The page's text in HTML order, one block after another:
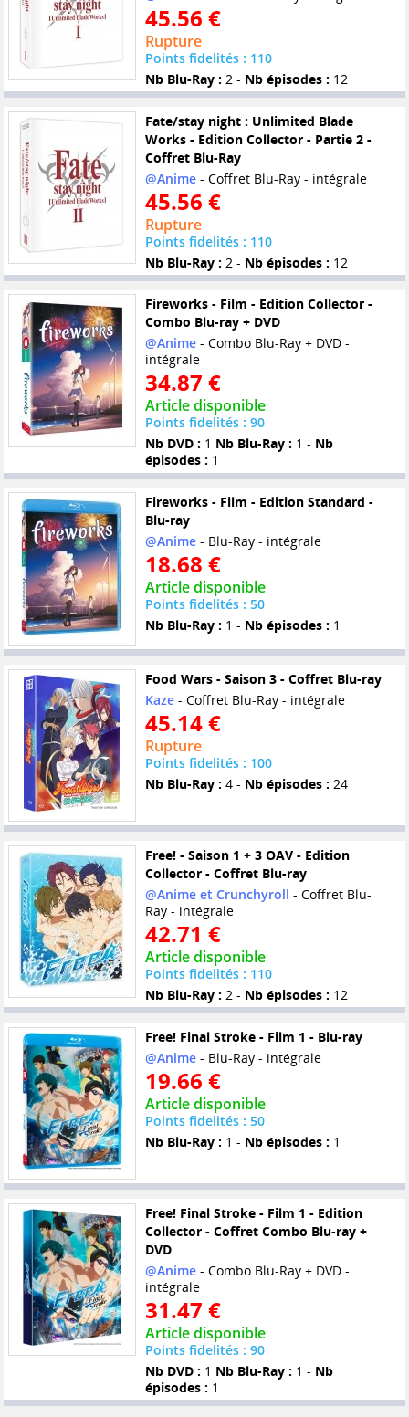
45.56 €
Rupture
Points fidelités : 110
Nb Blu-Ray : 2 - Nb épisodes : 12
Fate/stay night : Unlimited Blade
Works - Edition Collector - Partie 2 -
Coffret Blu-Ray
@Anime- Coffret Blu-Ray - intégrale
45.56 €
Rupture
Points fidelités : 110
Nb Blu-Ray : 2 - Nb épisodes : 12
Fireworks - Film - Edition Collector -
Combo Blu-ray + DVD
@Anime- Combo Blu-Ray + DVD -
intégrale
34.87 €
Article disponible
Points fidelités : 90
Nb DVD : 1 Nb Blu-Ray : 1 - Nb
épisodes : 1
Fireworks - Film - Edition Standard -
Blu-ray
@Anime- Blu-Ray - intégrale
18.68 €
Article disponible
Points fidelités : 50
Nb Blu-Ray : 1 - Nb épisodes : 1
Food Wars - Saison 3 - Coffret Blu-ray
Kaze- Coffret Blu-Ray - intégrale
45.14 €
Rupture
Points fidelités : 100
Nb Blu-Ray : 4 - Nb épisodes : 24
Free! - Saison 1 + 3 OAV - Edition
Collector - Coffret Blu-ray
@Anime et Crunchyroll - Coffret Blu-
Ray - intégrale
42.71 €
Article disponible
Points fidelités : 110
Nb Blu-Ray : 2 - Nb épisodes : 12
Free! Final Stroke - Film 1 - Blu-ray
@Anime- Blu-Ray - intégrale
19.66 €
Article disponible
Points fidelités : 50
Nb Blu-Ray : 1 - Nb épisodes : 1
Free! Final Stroke - Film 1 - Edition
Collector - Coffret Combo Blu-ray +
DVD
@Anime- Combo Blu-Ray + DVD -
intégrale
31.47 €
Article disponible
Points fidelités : 90
Nb DVD : 1 Nb Blu-Ray : 1 - Nb
épisodes : 1